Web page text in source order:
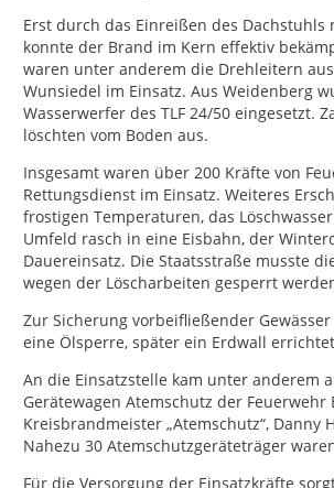
Erst durch das Einreißen des Dachstuhls
konnte der Brand im Kern effektiv
waren unter anderem die Drehleitern
Wunsiedel im Einsatz. Aus Weidenberg
Wasserwerfer des TLF 24/50 eingesetzt.
löschten vom Boden aus.
Insgesamt waren über 200 Kräfte von
Rettungsdienst im Einsatz. Weiteres
frostigen Temperaturen, das
Umfeld rasch in eine Eisbahn, der
Dauereinsatz. Die Staatsstraße musste
wegen der Löscharbeiten gesperrt
Zur Sicherung vorbeifließender
eine Ölsperre, später ein Erdwall
An die Einsatzstelle kam unter anderem
Gerätewagen Atemschutz der
Kreisbrandmeister „Atemschutz“, Danny
Nahezu 30 Atemschutzgeräteträger
Für die Versorgung der Einsatzkräfte